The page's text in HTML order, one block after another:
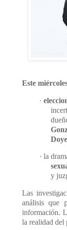
Este
·
· la
y
Las
análisis que
información.
la realidad del